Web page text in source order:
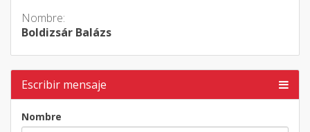
Nombre:
Boldizsár Balázs
Escribir mensaje
Nombre